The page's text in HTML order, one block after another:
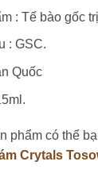
: Tế bào gốc
: GSC.
Quốc
phẩm có thể
Crytals